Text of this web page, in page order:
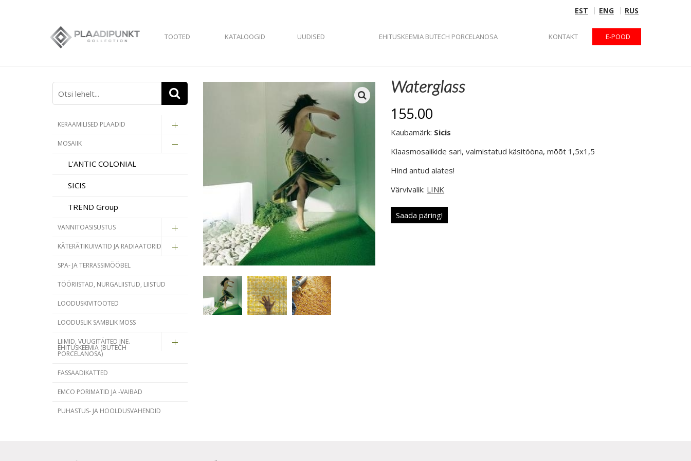
EST ENG RUS
TOOTED KATALOOGID UUDISED EHITUSKEEMIA BUTECH PORCELANOSA KONTAKT E-POOD
KERAAMILISED PLAADID
MOSAIIK
L'ANTIC COLONIAL
SICIS
TREND Group
VANNITOASISUSTUS
KÄTERÄTIKUIVATID JA RADIAATORID
SPA- JA TERRASSIMÖÖBEL
TÖÖRIISTAD, NURGALIISTUD, LIISTUD
LOODUSKIVITOOTED
LOODUSLIK SAMBLIK MOSS
LIIMID, VUUGITÄITED JNE.
EHITUSKEEMIA (BUTECH
PORCELANOSA)
FASSAADIKATTED
EMCO PORIMATID JA -VAIBAD
PUHASTUS- JA HOOLDUSVAHENDID
Waterglass
155.00
Kaubamärk: Sicis
Klaasmosaiikide sari, valmistatud käsitööna, mõõt 1,5x1,5
Hind antud alates!
Värvivalik: LINK
Saada päring!